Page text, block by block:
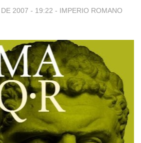
2007 - 19:22 - IMPERIO ROMANO